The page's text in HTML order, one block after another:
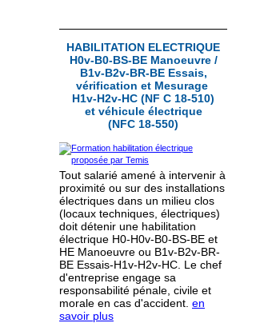
HABILITATION ELECTRIQUE
H0v-B0-BS-BE Manoeuvre /
B1v-B2v-BR-BE Essais,
vérification et Mesurage
H1v-H2v-HC (NF C 18-510)
et véhicule électrique
(NFC 18-550)
Tout salarié amené à intervenir à
proximité ou sur des installations
électriques dans un milieu clos
(locaux techniques, électriques)
doit détenir une habilitation
électrique H0-H0v-B0-BS-BE et
HE Manoeuvre ou B1v-B2v-BR-
BE Essais-H1v-H2v-HC. Le chef
d'entreprise engage sa
responsabilité pénale, civile et
morale en cas d'accident. en
savoir plus